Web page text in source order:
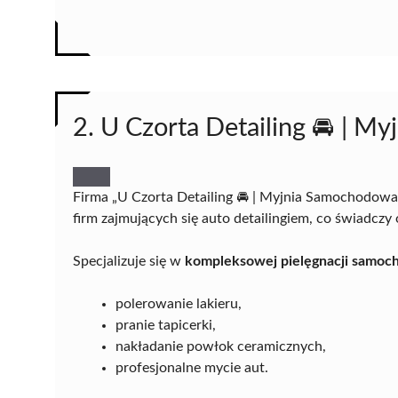
2. U Czorta Detailing 🚘 |
Firma „U Czorta Detailing 🚘 | Myjnia
firm zajmujących się auto detailingiem, co świadczy
Specjalizuje się w kompleksowej pielęgnacji
polerowanie lakieru,
pranie tapicerki,
nakładanie powłok ceramicznych,
profesjonalne mycie aut.